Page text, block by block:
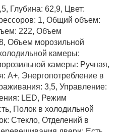
Глубина: 62,9, Цвет:
1, Общий объем:
222, Объем
Объем морозильной
камеры:
камеры: Ручная,
А+, Энергопотребление в
3,5, Управление:
LED, Режим
Полок в холодильной
Стекло, Отделений в